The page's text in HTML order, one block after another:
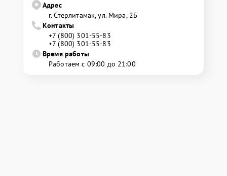
Адрес
г. Стерлитамак, ул. Мира, 2Б
Контакты
+7 (800) 301-55-83
+7 (800) 301-55-83
Время работы
Работаем с 09:00 до 21:00